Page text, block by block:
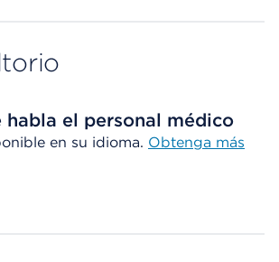
habla el personal médico
en su idioma. Obtenga más